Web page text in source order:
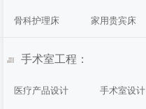
骨科护理床 家用贵宾床
手术室工程：
医疗产品设计 手术室设计